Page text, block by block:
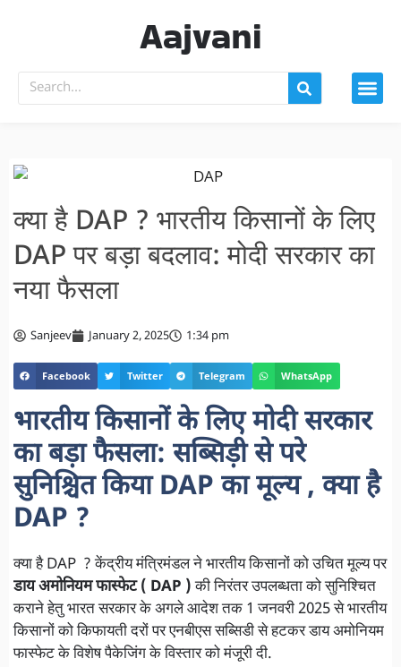
Aajvani
क्या है DAP ? भारतीय किसानों के लिए
DAP पर बड़ा बदलाव: मोदी सरकार का
नया फैसला
Sanjeev January 2, 2025 1:34 pm
Facebook Twitter Telegram WhatsApp
भारतीय किसानों के लिए मोदी सरकार
का बड़ा फैसला: सब्सिड़ी से परे
सुनिश्चित किया DAP का मूल्य , क्या है
DAP ?
क्या है DAP ? केंद्रीय मंत्रिमंडल ने भारतीय किसानों को उचित मूल्य पर
डाय अमोनियम फास्फेट ( DAP )की निरंतर उपलब्धता को सुनिश्चित
कराने हेतु भारत सरकार के अगले आदेश तक 1 जनवरी 2025 से भारतीय
किसानों को किफायती दरों पर एनबीएस सब्सिडी से हटकर डाय अमोनियम
फास्फेट के विशेष पैकेजिंग के विस्तार को मंजूरी दी.